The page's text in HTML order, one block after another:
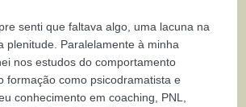
senti que faltava algo, uma lacuna na
plenitude. Paralelamente à minha
nos estudos do comportamento
formação como psicodramatista e
conhecimento em coaching, PNL,